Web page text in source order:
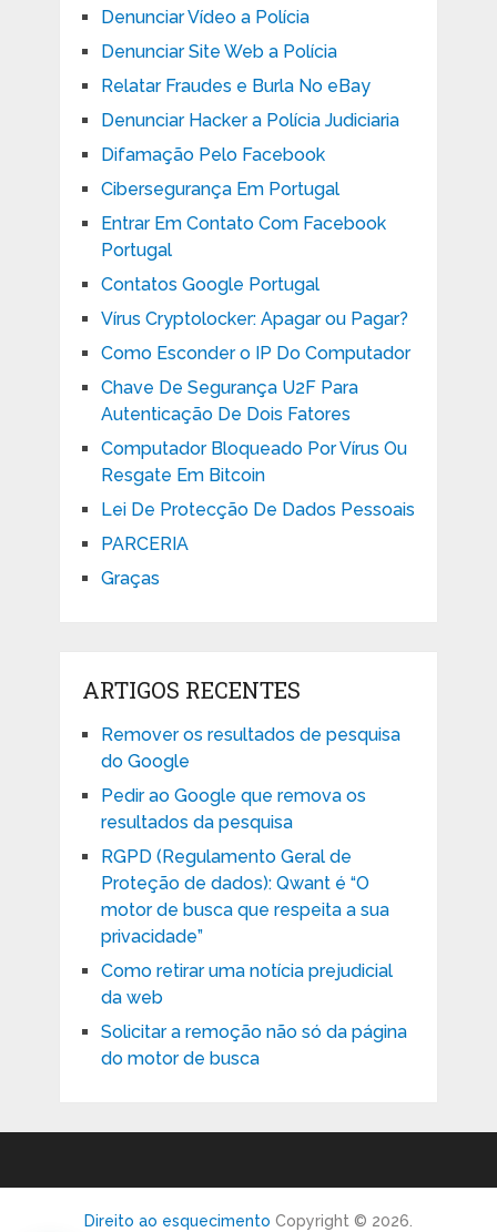
Denunciar Vídeo a Polícia
Denunciar Site Web a Polícia
Relatar Fraudes e Burla No eBay
Denunciar Hacker a Polícia Judiciaria
Difamação Pelo Facebook
Cibersegurança Em Portugal
Entrar Em Contato Com Facebook
Portugal
Contatos Google Portugal
Vírus Cryptolocker: Apagar ou Pagar?
Como Esconder o IP Do Computador
Chave De Segurança U2F Para
Autenticação De Dois Fatores
Computador Bloqueado Por Vírus Ou
Resgate Em Bitcoin
Lei De Protecção De Dados Pessoais
PARCERIA
Graças
ARTIGOS RECENTES
Remover os resultados de pesquisa
do Google
Pedir ao Google que remova os
resultados da pesquisa
RGPD (Regulamento Geral de
Proteção de dados): Qwant é “O
motor de busca que respeita a sua
privacidade”
Como retirar uma notícia prejudicial
da web
Solicitar a remoção não só da página
do motor de busca
Direito ao esquecimento Copyright © 2026.